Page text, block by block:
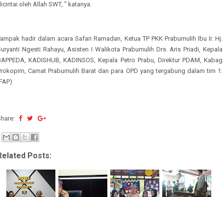
oleh Allah SWT, " katanya.
hadir dalam acara Safari Ramadan, Ketua TP PKK Prabumulih Ibu Ir. Hj.
Ngesti Rahayu, Asisten I Walikota Prabumulih Drs. Aris Priadi, Kepala
KADISHUB, KADINSOS, Kepala Petro Prabu, Direktur PDAM, Kabag
Camat Prabumulih Barat dan para OPD yang tergabung dalam tim 1.
Posts: